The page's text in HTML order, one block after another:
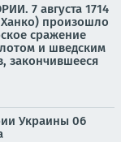
7 августа 1714
Ханко) произошло
сражение
и шведским
закончившееся
Украины 06